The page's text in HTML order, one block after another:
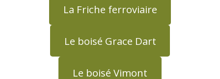
La Friche ferroviaire
Le boisé Grace Dart
Le boisé Vimont